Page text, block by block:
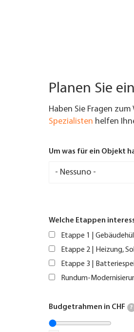
Planen Sie
Haben Sie Fragen
Spezialisten helfen
Um was für ein Objekt
Welche Etappen
Etappe 1 |
Etappe 2 | Heizung,
Etappe 3 |
Rundum-
Budgetrahmen in CHF ?